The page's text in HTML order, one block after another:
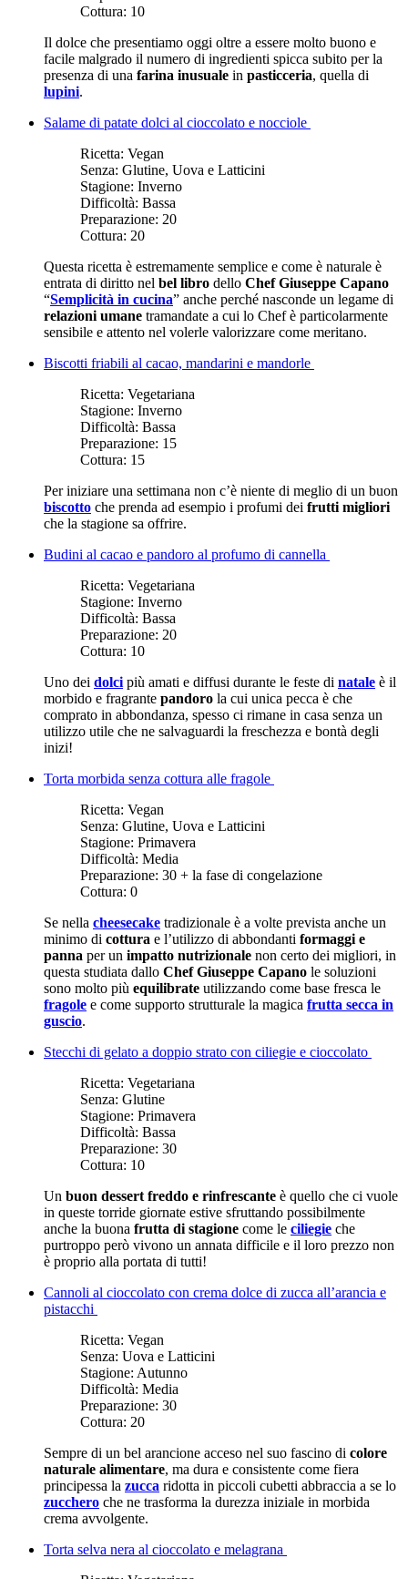
Cottura: 10
Il dolce che presentiamo oggi oltre a essere molto buono e
facile malgrado il numero di ingredienti spicca subito per la
presenza di una farina inusuale in pasticceria, quella di
lupini.
Salame di patate dolci al cioccolato e nocciole
Ricetta: Vegan
Senza: Glutine, Uova e Latticini
Stagione: Inverno
Difficoltà: Bassa
Preparazione: 20
Cottura: 20
Questa ricetta è estremamente semplice e come è naturale è
entrata di diritto nel bel libro dello Chef Giuseppe Capano
“Semplicità in cucina” anche perché nasconde un legame di
relazioni umane tramandate a cui lo Chef è particolarmente
sensibile e attento nel volerle valorizzare come meritano.
Biscotti friabili al cacao, mandarini e mandorle
Ricetta: Vegetariana
Stagione: Inverno
Difficoltà: Bassa
Preparazione: 15
Cottura: 15
Per iniziare una settimana non c’è niente di meglio di un buon
biscotto che prenda ad esempio i profumi dei frutti migliori
che la stagione sa offrire.
Budini al cacao e pandoro al profumo di cannella
Ricetta: Vegetariana
Stagione: Inverno
Difficoltà: Bassa
Preparazione: 20
Cottura: 10
Uno dei dolci più amati e diffusi durante le feste di natale è il
morbido e fragrante pandoro la cui unica pecca è che
comprato in abbondanza, spesso ci rimane in casa senza un
utilizzo utile che ne salvaguardi la freschezza e bontà degli
inizi!
Torta morbida senza cottura alle fragole
Ricetta: Vegan
Senza: Glutine, Uova e Latticini
Stagione: Primavera
Difficoltà: Media
Preparazione: 30 + la fase di congelazione
Cottura: 0
Se nella cheesecake tradizionale è a volte prevista anche un
minimo di cottura e l’utilizzo di abbondanti formaggi e
panna per un impatto nutrizionale non certo dei migliori, in
questa studiata dallo Chef Giuseppe Capano le soluzioni
sono molto più equilibrate utilizzando come base fresca le
fragole e come supporto strutturale la magica frutta secca in
guscio.
Stecchi di gelato a doppio strato con ciliegie e cioccolato
Ricetta: Vegetariana
Senza: Glutine
Stagione: Primavera
Difficoltà: Bassa
Preparazione: 30
Cottura: 10
Un buon dessert freddo e rinfrescante è quello che ci vuole
in queste torride giornate estive sfruttando possibilmente
anche la buona frutta di stagione come le ciliegie che
purtroppo però vivono un annata difficile e il loro prezzo non
è proprio alla portata di tutti!
Cannoli al cioccolato con crema dolce di zucca all’arancia e
pistacchi
Ricetta: Vegan
Senza: Uova e Latticini
Stagione: Autunno
Difficoltà: Media
Preparazione: 30
Cottura: 20
Sempre di un bel arancione acceso nel suo fascino di colore
naturale alimentare, ma dura e consistente come fiera
principessa la zucca ridotta in piccoli cubetti abbraccia a se lo
zucchero che ne trasforma la durezza iniziale in morbida
crema avvolgente.
Torta selva nera al cioccolato e melagrana